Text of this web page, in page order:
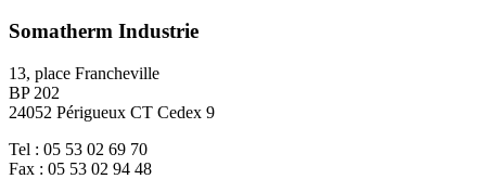
Somatherm Industrie
13, place Francheville
BP 202
24052 Périgueux CT Cedex 9
Tel : 05 53 02 69 70
Fax : 05 53 02 94 48